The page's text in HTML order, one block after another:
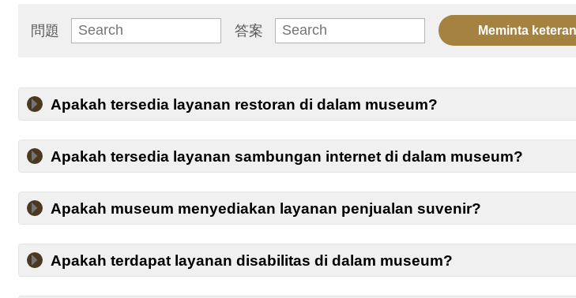
問題 答案
Apakah tersedia layanan restoran di dalam museum?
Apakah tersedia layanan sambungan internet di dalam museum?
Apakah museum menyediakan layanan penjualan suvenir?
Apakah terdapat layanan disabilitas di dalam museum?